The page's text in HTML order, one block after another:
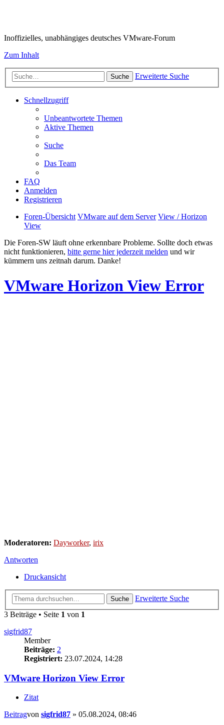
Inoffizielles, unabhängiges deutsches VMware-Forum
Zum Inhalt
Suche Erweiterte Suche
Schnellzugriff
Unbeantwortete Themen
Aktive Themen
Suche
Das Team
FAQ
Anmelden
Registrieren
Foren-Übersicht VMware auf dem Server View / Horizon
View
Die Foren-SW läuft ohne erkennbare Probleme. Sollte doch etwas
nicht funktionieren, bitte gerne hier jederzeit melden und wir
kümmern uns zeitnah darum. Danke!
VMware Horizon View Error
Moderatoren: Dayworker, irix
Antworten
Druckansicht
Suche
Erweiterte Suche
3 Beiträge • Seite 1 von 1
sigfrid87
Member
Beiträge: 2
Registriert: 23.07.2024, 14:28
VMware Horizon View Error
Zitat
Beitragvon sigfrid87 » 05.08.2024, 08:46